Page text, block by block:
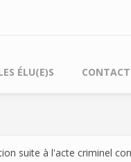
ÉLU(E)S
suite à l'acte criminel